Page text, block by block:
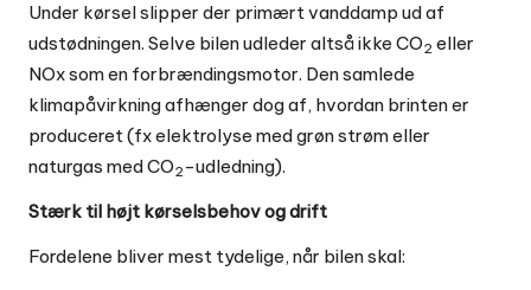
Under kørsel slipper der primært vanddamp ud af
udstødningen. Selve bilen udleder altså ikke CO2 eller
NOx som en forbrændingsmotor. Den samlede
klimapåvirkning afhænger dog af, hvordan brinten er
produceret (fx elektrolyse med grøn strøm eller
naturgas med CO2-udledning).
Stærk til højt kørselsbehov og drift
Fordelene bliver mest tydelige, når bilen skal: